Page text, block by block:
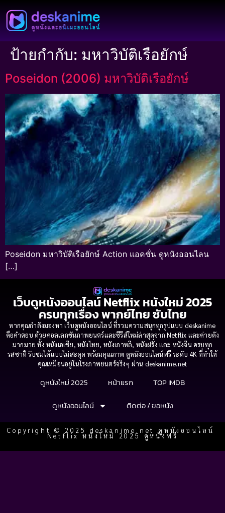
ป้ายกำกับ: มหาวิบัติเรือยักษ์
Poseidon (2006) มหาวิบัติเรือยักษ์
Poseidon มหาวิบัติเรือยักษ์ Action แอคชั่น ดูหนังออนไลน
[…]
เว็บดูหนังออนไลน์ Netflix หนังใหม่ 2025
ครบทุกเรื่อง พากย์ไทย ซับไทย
หากคุณกำลังมองหา เว็บดูหนังออนไลน์ ที่รวมความสนุกทุกรูปแบบ deskanime
คือคำตอบ ด้วยคอลเลกชันภาพยนตร์และซีรีส์ใหม่ล่าสุดจาก Netflix และค่ายดัง
มากมาย ทั้ง หนังเอเชีย, หนังไทย, หนังเกาหลี, หนังฝรั่ง และ หนังจีน ครบทุก
รสชาติ รับชมได้แบบไม่สะดุด พร้อมคุณภาพ ดูหนังออนไลน์ฟรี ระดับ 4K ที่ทำให้
คุณเหมือนอยู่ในโรงภาพยนตร์จริงๆ ผ่าน deskanime.net
ดูหนังใหม่ 2025 หน้าแรก
TOP IMDB
ดูหนังออนไลน์
ติดต่อ / ขอหนัง
Copyright © 2025 deskanime.net ดูหนังออนไลน์
Netflix หนังใหม่ 2025 ดูหนังฟรี